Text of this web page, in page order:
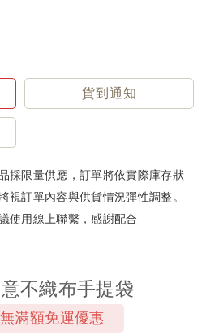
貨到通知
採限量供應，訂單將依實際庫存狀
視訂單內容與供貨情況彈性調整。
使用線上聯繫，感謝配合
不織布手提袋
滿額免運優惠